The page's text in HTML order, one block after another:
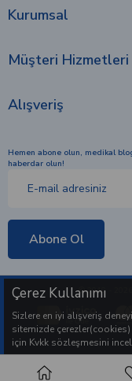
Kurumsal
Müşteri Hizmetleri
Alışveriş
Hemen abone olun, medikal
haberdar olun!
Abone Ol
© 2010 -
Çerez Kullanımı
Sizlere en iyi alışveriş
sitemizde
için Kvkk sözleşmesini